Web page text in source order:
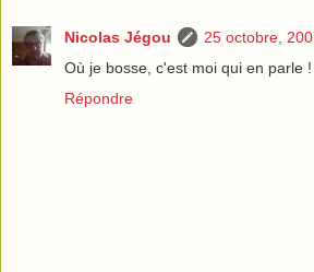
Nicolas Jégou
25 octobre,
Où je bosse, c'est moi qui en parle !
Répondre